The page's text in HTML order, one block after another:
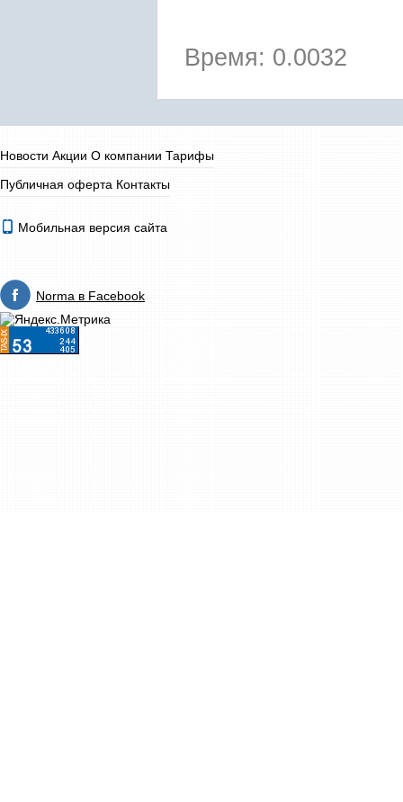
Время: 0.0032
Новости Акции О компании Тарифы
Публичная оферта Контакты
Мобильная версия сайта
Norma в Facebook